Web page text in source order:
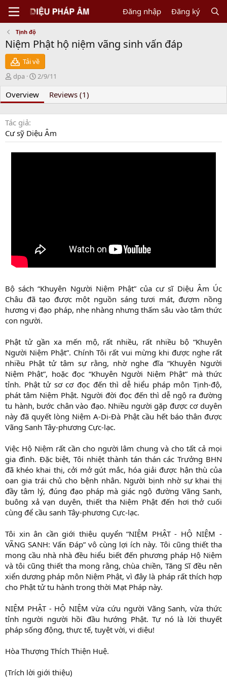
Đăng nhập Đăng ký
Tịnh độ
Niệm Phật hộ niệm vãng sinh vấn đáp
Tải về
N
ư
ờ
i
g
ử
i
dpa
C
e
a
t
o
n
2/9/11
Overview Reviews (1)
Tác giả
Cư sỹ Diệu Âm
Bộ sách “Khuyên Người Niệm Phật” của cư sĩ Diệu Âm Úc
Châu đã tạo được một nguồn sáng tươi mát, đượm nồng
hương vị đạo pháp, nhẹ nhàng nhưng thấm sâu vào tâm thức
con người.
Phật tử gần xa mến mộ, rất nhiều, rất nhiều bộ “Khuyên
Người Niệm Phật”. Chính Tôi rất vui mừng khi được nghe rất
nhiều Phật tử tâm sự rằng, nhờ nghe đĩa “Khuyên Người
Niệm Phật”, hoặc đọc “Khuyên Người Niệm Phật” mà thức
tỉnh. Phật tử sơ cơ đọc đến thì dễ hiểu pháp môn Tịnh-độ,
phát tâm Niệm Phật. Người đời đọc đến thì dễ ngộ ra đường
tu hành, bước chân vào đạo. Nhiều người gặp được cơ duyên
này đã quyết lòng Niệm A-Di-Đà Phật cầu hết báo thân được
Vãng Sanh Tây-phương Cực-lạc.
Việc Hộ Niệm rất cần cho người lâm chung và cho tất cả mọi
gia đình. Đặc biệt, Tôi nhiệt thành tán thán các Trưởng BHN
đã khéo khai thị, cởi mở gút mắc, hóa giải được hận thù của
oan gia trái chủ cho bệnh nhân. Người bịnh nhờ sự khai thị
đầy tâm lý, đúng đạo pháp mà giác ngộ đường Vãng Sanh,
buông xả vạn duyên, thiết tha Niệm Phật đến hơi thở cuối
cùng để cầu sanh Tây-phương Cực-lạc.
Tôi xin ân cần giới thiệu quyển “NIỆM PHẬT - HỘ NIỆM -
VÃNG SANH: Vấn Đáp” vô cùng lợi ích này. Tôi cũng thiết tha
mong cầu nhà nhà đều hiểu biết đến phương pháp Hộ Niệm
và tôi cũng thiết tha mong rằng, chùa chiền, Tăng Sĩ đều nên
xiển dương pháp môn Niệm Phật, vì đây là pháp rất thích hợp
cho Phật tử tu hành trong thời Mạt Pháp này.
NIỆM PHẬT - HỘ NIỆM vừa cứu người Vãng Sanh, vừa thức
tỉnh người người hồi đầu hướng Phật. Tự nó là lời thuyết
pháp sống động, thực tế, tuyệt vời, vi diệu!
Hòa Thượng Thích Thiện Huệ.
(Trích lời giới thiệu)